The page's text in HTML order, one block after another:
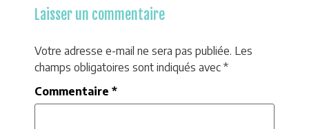
Laisser un commentaire
Votre adresse e-mail ne sera pas publiée. Les
champs obligatoires sont indiqués avec *
Commentaire *